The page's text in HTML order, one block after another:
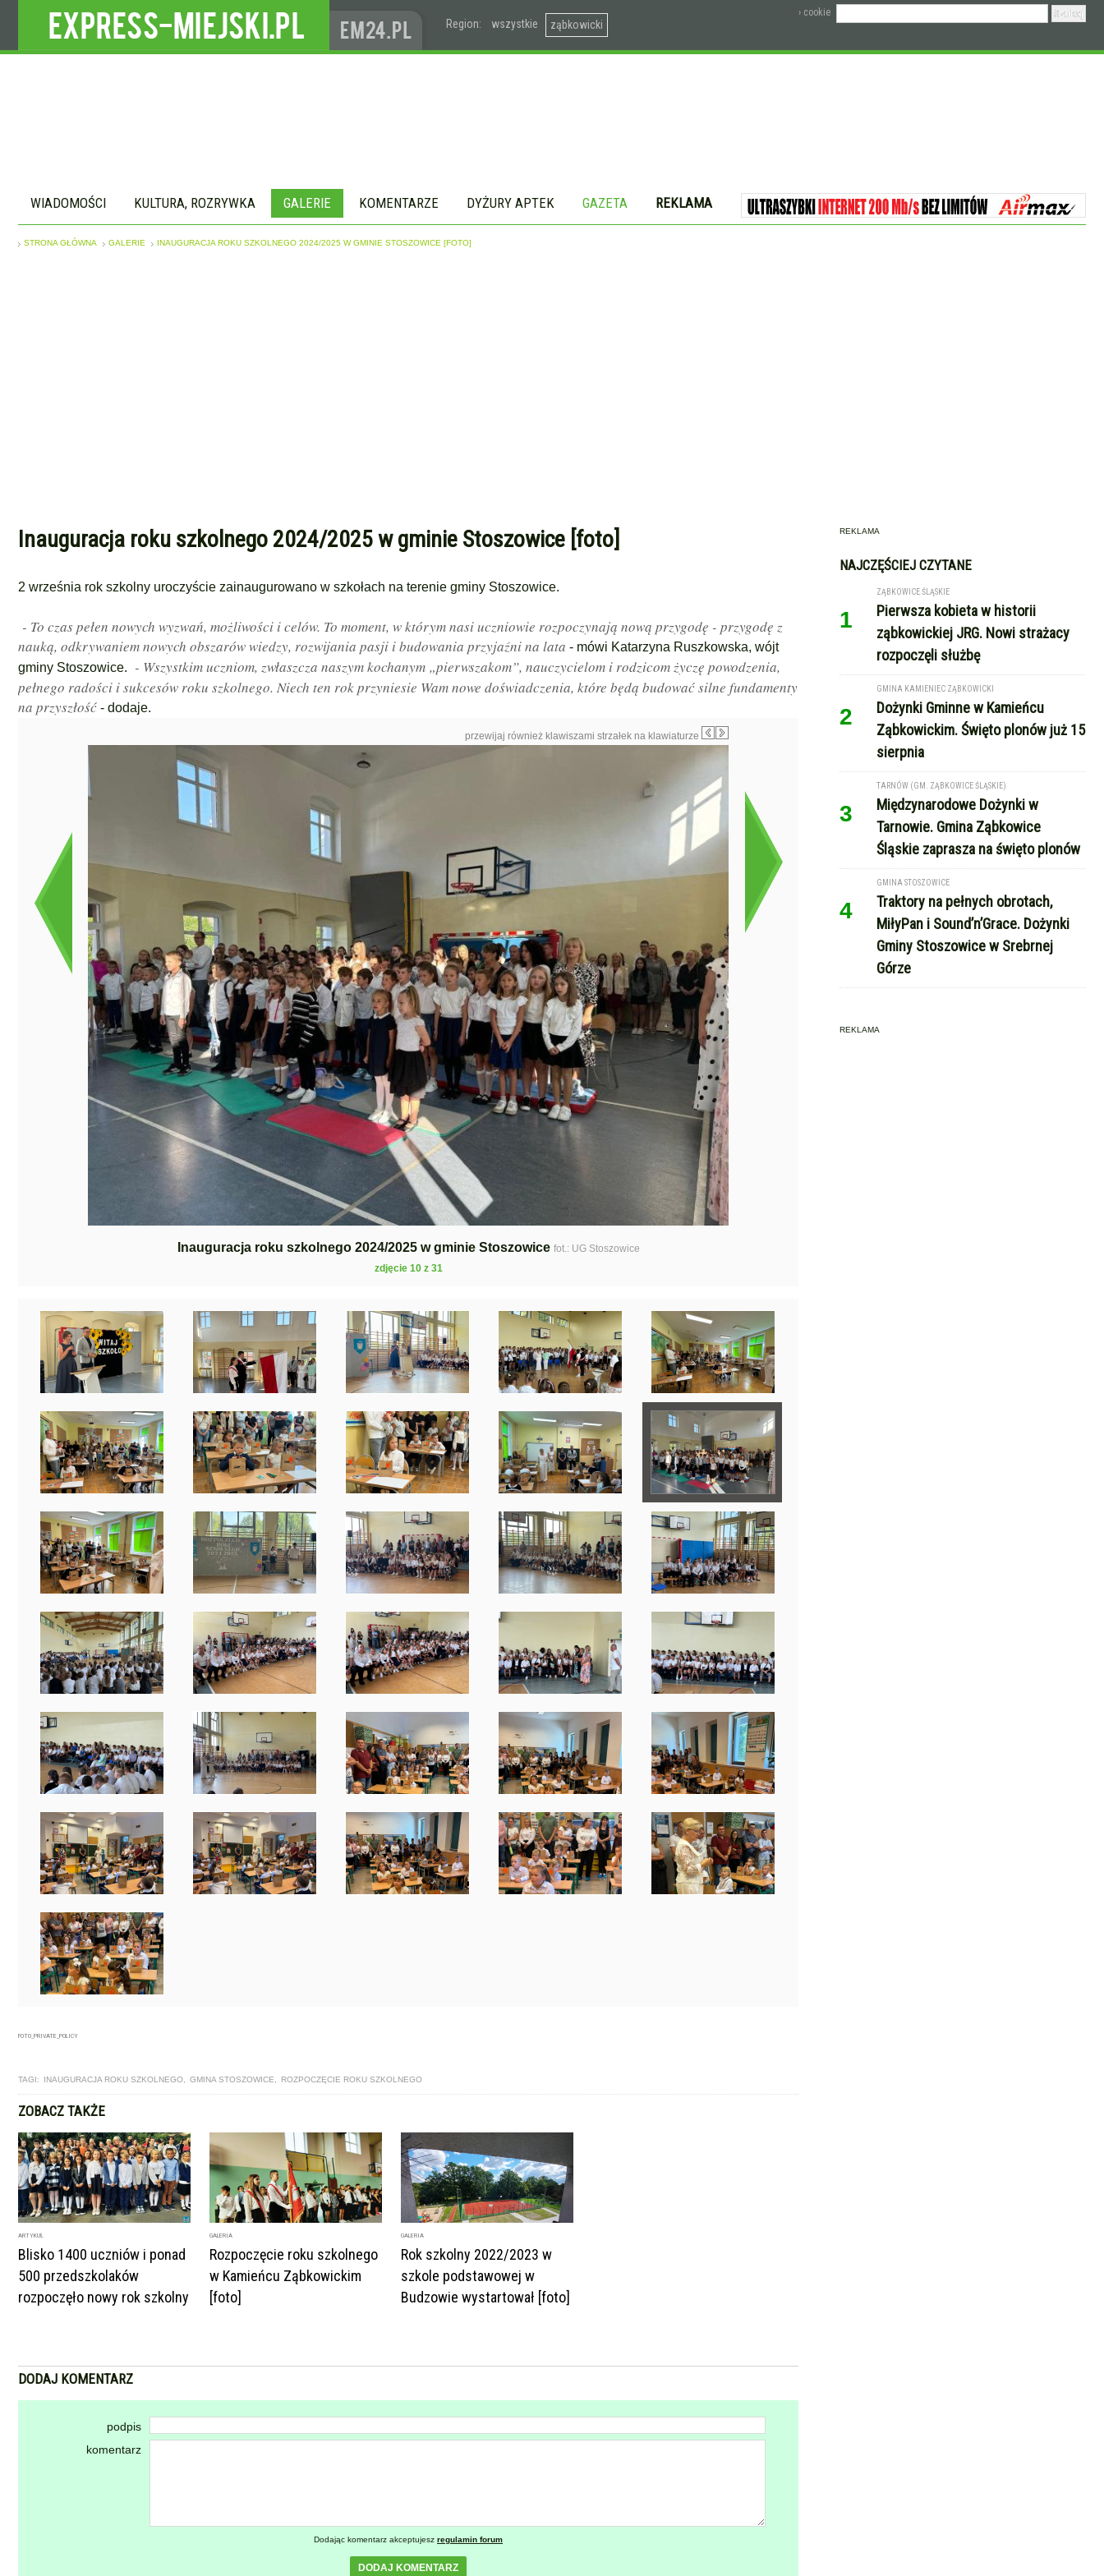
Region: wszystkie ząbkowicki
› cookie
WIADOMOŚCI KULTURA, ROZRYWKA GALERIE KOMENTARZE DYŻURY APTEK GAZETA REKLAMA
STRONA GŁÓWNA GALERIE INAUGURACJA ROKU SZKOLNEGO 2024/2025 W GMINIE STOSZOWICE [FOTO]
Inauguracja roku szkolnego 2024/2025 w gminie Stoszowice [foto]
2 września rok szkolny uroczyście zainaugurowano w szkołach na terenie gminy Stoszowice.
- To czas pełen nowych wyzwań, możliwości i celów. To moment, w którym nasi uczniowie rozpoczynają nową przygodę - przygodę z
nauką, odkrywaniem nowych obszarów wiedzy, rozwijania pasji i budowania przyjaźni na lata - mówi Katarzyna Ruszkowska, wójt
gminy Stoszowice.
- Wszystkim uczniom, zwłaszcza naszym kochanym „pierwszakom”, nauczycielom i rodzicom życzę powodzenia,
pełnego radości i sukcesów roku szkolnego. Niech ten rok przyniesie Wam nowe doświadczenia, które będą budować silne fundamenty
na przyszłość - dodaje.
przewijaj również klawiszami strzałek na klawiaturze
Inauguracja roku szkolnego 2024/2025 w gminie Stoszowice fot.: UG Stoszowice
zdjęcie 10 z 31
FOTO_PRIVATE_POLICY
TAGI: INAUGURACJA ROKU SZKOLNEGO GMINA STOSZOWICE ROZPOCZĘCIE ROKU SZKOLNEGO
ZOBACZ TAKŻE
ARTYKUŁ
Blisko 1400 uczniów i ponad
500 przedszkolaków
rozpoczęło nowy rok szkolny
GALERIA
Rozpoczęcie roku szkolnego
w Kamieńcu Ząbkowickim
[foto]
GALERIA
Rok szkolny 2022/2023 w
szkole podstawowej w
Budzowie wystartował [foto]
DODAJ KOMENTARZ
podpis
komentarz
Dodając komentarz akceptujesz regulamin forum
DODAJ KOMENTARZ
REKLAMA
NAJCZĘŚCIEJ CZYTANE
1
ZĄBKOWICE ŚLĄSKIE
Pierwsza kobieta w historii
ząbkowickiej JRG. Nowi strażacy
rozpoczęli służbę
2
GMINA KAMIENIEC ZĄBKOWICKI
Dożynki Gminne w Kamieńcu
Ząbkowickim. Święto plonów już 15
sierpnia
3
TARNÓW (GM. ZĄBKOWICE ŚLĄSKIE)
Międzynarodowe Dożynki w
Tarnowie. Gmina Ząbkowice
Śląskie zaprasza na święto plonów
4
GMINA STOSZOWICE
Traktory na pełnych obrotach,
MiłyPan i Sound’n’Grace. Dożynki
Gminy Stoszowice w Srebrnej
Górze
REKLAMA